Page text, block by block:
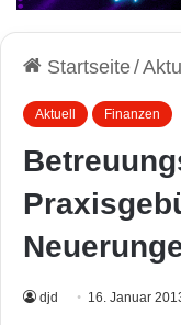
Startseite/
Aktuell Finanzen
djd 16. Januar